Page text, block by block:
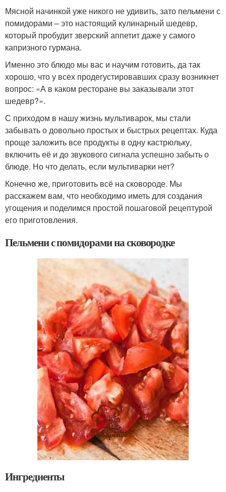
Мясной начинкой уже никого не удивить, зато пельмени с
помидорами – это настоящий кулинарный шедевр,
который пробудит зверский аппетит даже у самого
капризного гурмана.
Именно это блюдо мы вас и научим готовить, да так
хорошо, что у всех продегустировавших сразу возникнет
вопрос: «А в каком ресторане вы заказывали этот
шедевр?».
С приходом в нашу жизнь мультиварок, мы стали
забывать о довольно простых и быстрых рецептах. Куда
проще заложить все продукты в одну кастрюльку,
включить её и до звукового сигнала успешно забыть о
блюде. Но что делать, если мультиварки нет?
Конечно же, приготовить всё на сковороде. Мы
расскажем вам, что необходимо иметь для создания
угощения и поделимся простой пошаговой рецептурой
его приготовления.
Пельмени с помидорами на сковородке
Ингредиенты